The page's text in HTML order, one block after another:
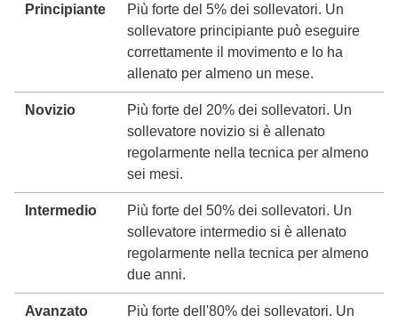
Principiante
Più forte del 5% dei sollevatori. Un
sollevatore principiante può eseguire
correttamente il movimento e lo ha
allenato per almeno un mese.
Novizio
Più forte del 20% dei sollevatori. Un
sollevatore novizio si è allenato
regolarmente nella tecnica per almeno
sei mesi.
Intermedio
Più forte del 50% dei sollevatori. Un
sollevatore intermedio si è allenato
regolarmente nella tecnica per almeno
due anni.
Avanzato
Più forte dell'80% dei sollevatori. Un